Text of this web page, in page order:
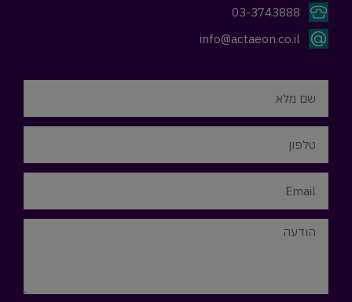
03-3743888
info@actaeon.co.il